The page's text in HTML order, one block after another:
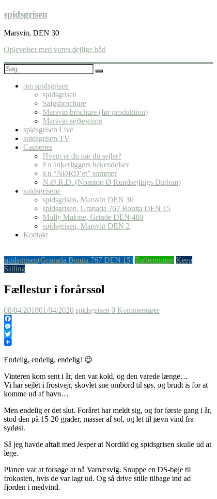
Skip
to
content
spidsgrisen
Marsvin, DEN 30
Oplevelser med vores dejlige båd
om spidsgrisen
spidsgrisen
Salgsbrochure
Marsvin brochure (før produktion)
Marsvin sejltegning
spidsgrisen Live
spidsgrisen TV
Causerier
Hvem er du når du sejler?
En ankerliggers bekendelser
En “NØRD’et” sommer
N.Ø.R.D. (Nonstop Ø Rundsejlings Diplom)
spidsgrisene
spidsgrisen, Marsvin DEN 30
spidsgrisen, Granada 767 Bonita DEN 15
Molly Malone, Grinde DEN 480
spidsgrisen, Marsvin DEN 2
Kontakt
spidsgrisen(Granada Bonita 767 DEN 15) Turberetning Keep
Sailing
Fællestur i forårssol
08/04/201801/04/2020 spidsgrisen 0 Kommentarer
Facebook
Messenger
Twitter
Endelig, endelig, endelig! 😉
Vinteren kom sent i år, den var kold, og den varede længe…
Vi har sejlet i frostvejr, skovlet sne ombord til søs, og brudt is for at
komme ud af havn…
Men endelig er det slut. Foråret har meldt sig, og for første gang i år,
stod den på 15-20 grader, masser af sol, og let til jævn vind fra
sydøst.
Så jeg havde aftalt med Jesper at Nordild og spidsgrisen skulle ud at
lege.
Planen var at forsøge at nå Varnæsvig. Snuppe en DS-bøje til
frokosten, hvis de var lagt ud. Og så drive stille tilbage ind ad
fjorden i medvind.